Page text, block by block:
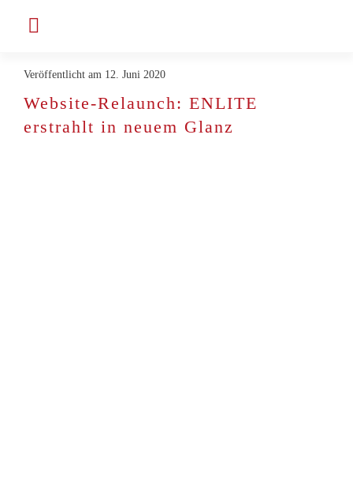
springen
Toggle
Veröffentlicht am 12. Juni 2020
Website-Relaunch: ENLITE
erstrahlt in neuem Glanz